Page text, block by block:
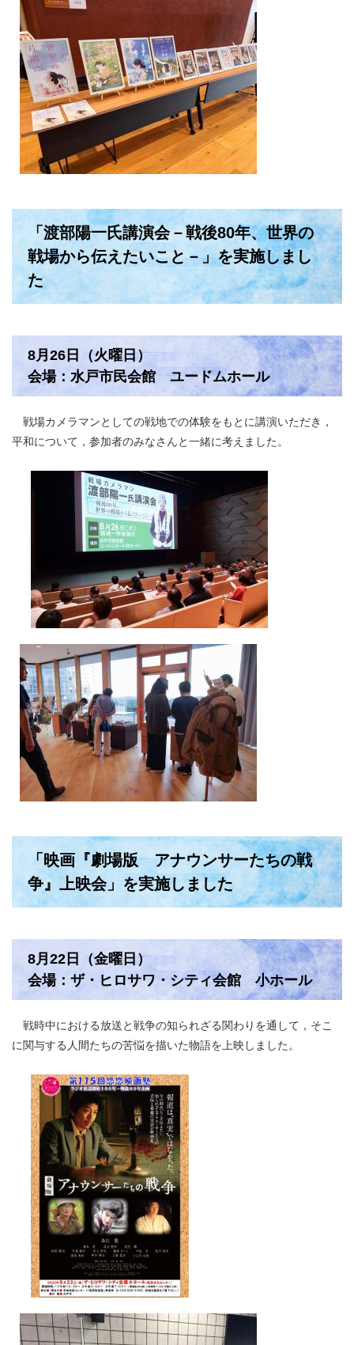
「渡部陽一氏講演会－戦後80年、世界の
戦場から伝えたいこと－」を実施しまし
た
8月26日（火曜日）
会場：水戸市民会館 ユードムホール
戦場カメラマンとしての戦地での体験をもとに講演いただき，
平和について，参加者のみなさんと一緒に考えました。
「映画『劇場版 アナウンサーたちの戦
争』上映会」を実施しました
8月22日（金曜日）
会場：ザ・ヒロサワ・シティ会館 小ホール
戦時中における放送と戦争の知られざる関わりを通して，そこ
に関与する人間たちの苦悩を描いた物語を上映しました。